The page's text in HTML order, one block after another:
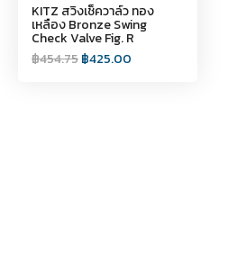
KITZ สวิงเช็ควาล์ว ทอง
เหลือง Bronze Swing
Check Valve Fig. R
฿454.75฿425.00